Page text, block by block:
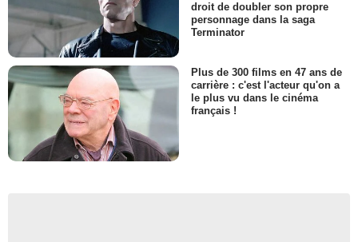
droit de doubler son propre
personnage dans la saga
Terminator
Plus de 300 films en 47 ans de
carrière : c'est l'acteur qu'on a
le plus vu dans le cinéma
français !